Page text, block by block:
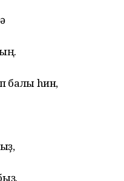
балҡы hин,